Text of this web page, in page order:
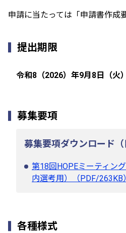
申請に当たっては「申請書作成
提出期限
令和8（2026）年9月8日（火
募集要項
募集要項ダウンロード（
第18回HOPEミーティン
内選考用）（PDF/263KB）
各種様式